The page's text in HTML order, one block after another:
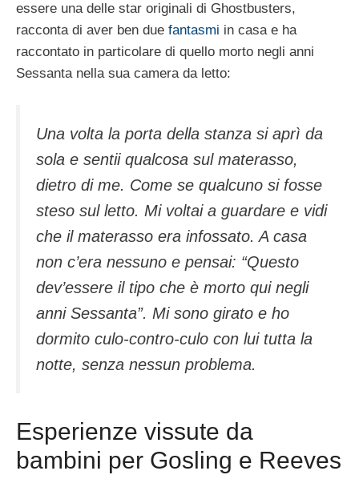
essere una delle star originali di Ghostbusters,
racconta di aver ben due fantasmi in casa e ha
raccontato in particolare di quello morto negli anni
Sessanta nella sua camera da letto:
Una volta la porta della stanza si aprì da
sola e sentii qualcosa sul materasso,
dietro di me. Come se qualcuno si fosse
steso sul letto. Mi voltai a guardare e vidi
che il materasso era infossato. A casa
non c’era nessuno e pensai: “Questo
dev’essere il tipo che è morto qui negli
anni Sessanta”. Mi sono girato e ho
dormito culo-contro-culo con lui tutta la
notte, senza nessun problema.
Esperienze vissute da
bambini per Gosling e Reeves